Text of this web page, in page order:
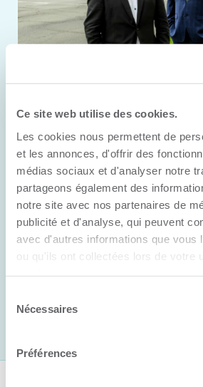
Ce site web utilise des cookies.
Les cookies nous permettent de
et les annonces, d'offrir des
médias sociaux et d'analyser notre
partageons également des
notre site avec nos partenaires de
publicité et d'analyse, qui peuvent
avec d'autres informations que vous
ou qu'ils ont collectées lors de votre
Nécessaires
Préférences
Anick Métivier devient le
président de la CCI3R
C’est lors de son assemblée
tenue hier que la Chambre de
d’industries de ...